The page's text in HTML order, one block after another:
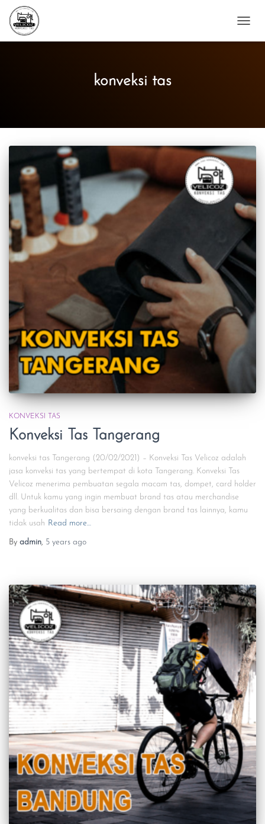
konveksi tas
KONVEKSI TAS
Konveksi Tas Tangerang
konveksi tas Tangerang (20/02/2021) – Konveksi Tas Velicoz adalah
jasa konveksi tas yang bertempat di kota Tangerang. Konveksi Tas
Velicoz menerima pembuatan segala macam tas, dompet, card holder
dll. Untuk kamu yang ingin membuat brand tas atau merchandise
yang berkualitas dan bisa bersaing dengan brand tas lainnya, kamu
tidak usah Read more…
By admin, 5 years ago